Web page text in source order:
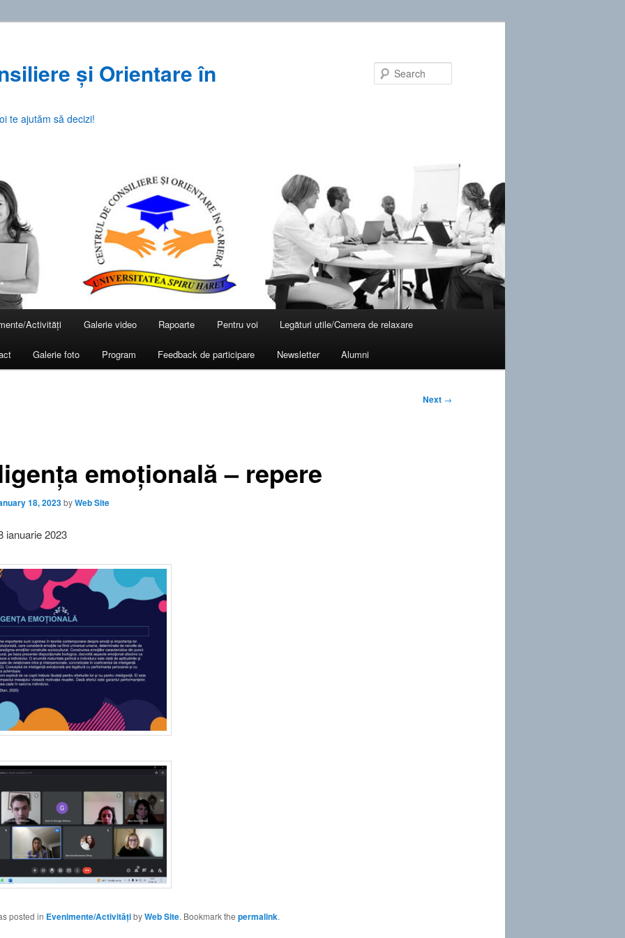
și Orientare în
te ajutăm să decizi!
Activități Galerie video Rapoarte Pentru voi Legături utile/Camera de relaxare
Galerie foto Program Feedback de participare Newsletter Alumni
Next →
emoțională – repere
18, 2023byWeb Site
ianuarie 2023
posted in Evenimente/ActivitățibyWeb Site. Bookmark the permalink.